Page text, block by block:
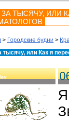
ЗА ТЫСЯЧУ, ИЛИ
> Городские будни >
тысячу, или Как я